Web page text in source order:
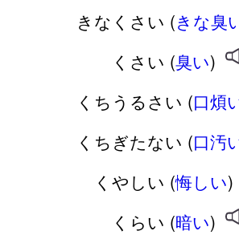
きなくさい (きな臭
くさい (臭い)
くちうるさい (口煩
くちぎたない (口汚
くやしい (悔しい)
くらい (暗い)